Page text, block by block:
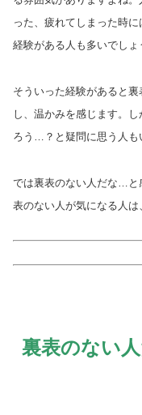
った、疲れてしまった時
経験がある人も多いでしょ
そういった経験があると
し、温かみを感じます。
ろう…？と疑問に思う人も
では裏表のない人だな…と
表のない人が気になる人は
裏表のない